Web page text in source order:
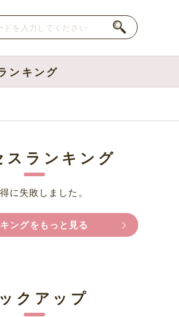
ンキング
スランキング
に失敗しました。
ングをもっと見る
クアップ